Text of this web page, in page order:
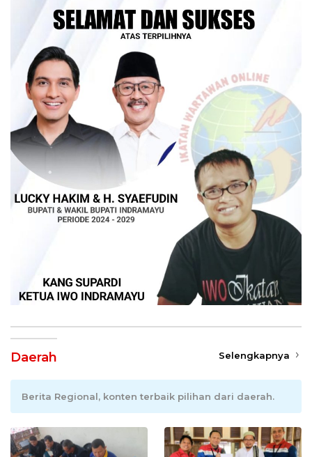
Daerah Selengkapnya
Berita Regional, konten terbaik pilihan dari daerah.